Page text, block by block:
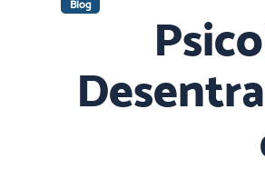
Blog